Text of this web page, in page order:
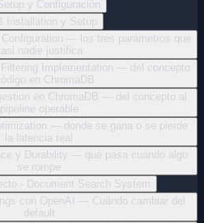
y Configuración
Installation y Setup
— los tres parámetros que
nadie justifica
Implementation — del concepto
en ChromaDB
en ChromaDB — del concepto al
pipeline operable
— donde se gana o se pierde
la latencia real
y Durability — qué pasa cuando algo
se rompe
- Document Search System
con OpenAI — Cuándo cambiar del
default